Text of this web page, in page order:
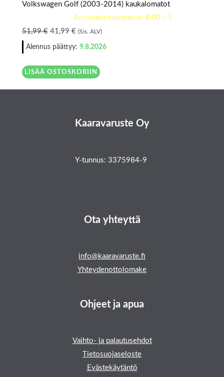
Volkswagen Golf (2003-2014) kaukalomatot
Arvostelu tuotteesta: 4.00/ 5
51,99€ 41,99 € (Sis. ALV)
Alennus päättyy: 9.8.2026
LISÄÄ OSTOSKORIIN
Kaaravaruste Oy
Y-tunnus: 3375984-9
Ota yhteyttä
info@kaaravaruste.fi
Yhteydenottolomake
Ohjeet ja apua
Vaihto- ja palautusehdot
Tietosuojaseloste
Evästekäytäntö